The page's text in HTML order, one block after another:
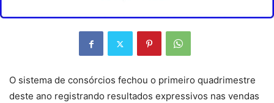
O sistema de consórcios fechou o primeiro quadrimestre
deste ano registrando resultados expressivos nas vendas